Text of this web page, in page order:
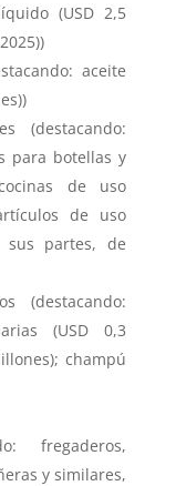
(USD 2,5
aceite
(destacando:
para botellas y
de uso
de uso
sus partes, de
(destacando:
(USD 0,3
champú
fregaderos,
y similares,